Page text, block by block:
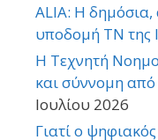
ALIA: Η δημόσια,
υποδομή ΤΝ της
Η Τεχνητή
και σύννομη από
Ιουλίου 2026
Γιατί ο